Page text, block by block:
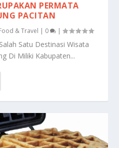
PERMATA
PACITAN
& Travel | 0 |
Satu Destinasi Wisata
Di Miliki Kabupaten...